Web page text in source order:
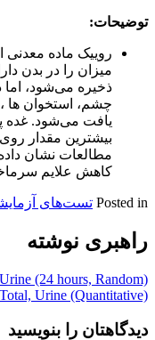
توضیحات:
روییک ماده
میزان را در بدن
ذخیره می‌شود، اما
چشم، استخوان ها ،
یافت می‌شود. غده
بیشترین مقدار
مطالعات نشان
کاهش علایم
Posted in تست‌های
راهبری نوشته
(24 hours, Random)
Urine (Quantitative)
دیدگاهتان را بنویسید